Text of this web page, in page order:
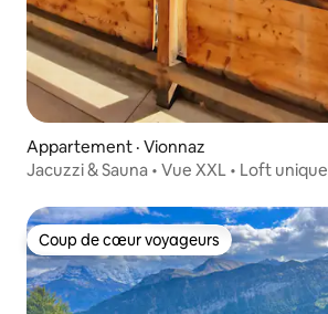
Appartement · Vionnaz
Jacuzzi & Sauna • Vue XXL • Loft unique
Coup de cœur voyageurs
Coup de cœur voyageurs